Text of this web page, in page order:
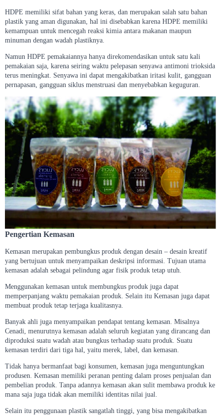
HDPE memiliki sifat bahan yang keras, dan merupakan salah satu bahan
plastik yang aman digunakan, hal ini disebabkan karena HDPE memiliki
kemampuan untuk mencegah reaksi kimia antara makanan maupun
minuman dengan wadah plastiknya.
Namun HDPE pemakaiannya hanya direkomendasikan untuk satu kali
pemakaian saja, karena seiring waktu pelepasan senyawa antimoni trioksida
terus meningkat. Senyawa ini dapat mengakibatkan iritasi kulit, gangguan
pernapasan, gangguan siklus menstruasi dan menyebabkan keguguran.
Pengertian Kemasan
Kemasan merupakan pembungkus produk dengan desain – desain kreatif
yang bertujuan untuk menyampaikan deskripsi informasi. Tujuan utama
kemasan adalah sebagai pelindung agar fisik produk tetap utuh.
Menggunakan kemasan untuk membungkus produk juga dapat
memperpanjang waktu pemakaian produk. Selain itu Kemasan juga dapat
membuat produk tetap terjaga kualitasnya.
Banyak ahli juga menyampaikan pendapat tentang kemasan. Misalnya
Cenadi, menurutnya kemasan adalah seluruh kegiatan yang dirancang dan
diproduksi suatu wadah atau bungkus terhadap suatu produk. Suatu
kemasan terdiri dari tiga hal, yaitu merek, label, dan kemasan.
Tidak hanya bermanfaat bagi konsumen, kemasan juga menguntungkan
produsen. Kemasan memiliki peranan penting dalam proses penjualan dan
pembelian produk. Tanpa adannya kemasan akan sulit membawa produk ke
mana saja juga tidak akan memiliki identitas nilai jual.
Selain itu penggunaan plastik sangatlah tinggi, yang bisa mengakibatkan